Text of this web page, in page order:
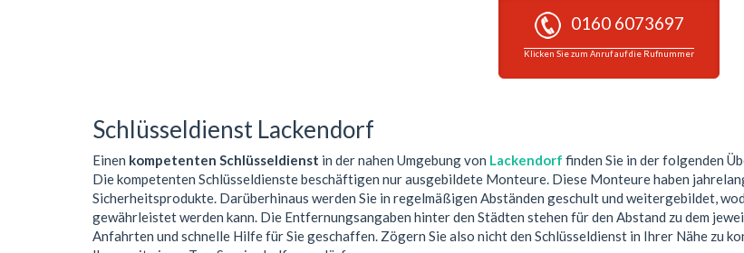
0160 6073697
Klicken Sie zum Anruf auf die Rufnummer
Schlüsseldienst Lackendorf
Einen kompetenten Schlüsseldienst in der nahen Umgebung von Lackendorf finden Sie in der folgenden
Die kompetenten Schlüsseldienste beschäftigen nur ausgebildete Monteure. Diese Monteure haben
Sicherheitsprodukte. Darüberhinaus werden Sie in regelmäßigen Abständen geschult und weitergebildet,
gewährleistet werden kann. Die Entfernungsangaben hinter den Städten stehen für den Abstand zu dem
Anfahrten und schnelle Hilfe für Sie geschaffen. Zögern Sie also nicht den Schlüsseldienst in Ihrer Nähe zu